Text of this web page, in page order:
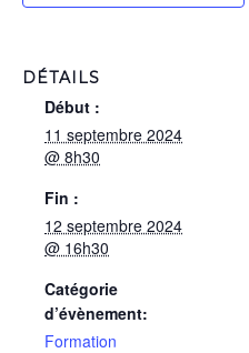
DÉTAILS
Début :
11 septembre 2024
@ 8h30
Fin :
12 septembre 2024
@ 16h30
Catégorie
d’évènement:
Formation